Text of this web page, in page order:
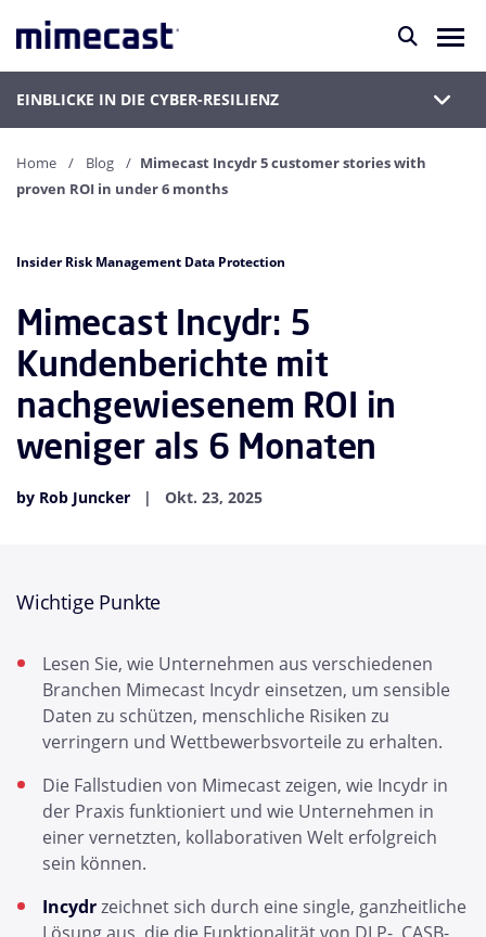
EINBLICKE IN DIE CYBER-RESILIENZ
Home Blog
Mimecast Incydr 5 customer stories with
proven ROI in under 6 months
Insider Risk Management Data Protection
Mimecast Incydr: 5
Kundenberichte mit
nachgewiesenem ROI in
weniger als 6 Monaten
by Rob Juncker Okt. 23, 2025
Wichtige Punkte
Lesen Sie, wie Unternehmen aus verschiedenen
Branchen Mimecast Incydr einsetzen, um sensible
Daten zu schützen, menschliche Risiken zu
verringern und Wettbewerbsvorteile zu erhalten.
Die Fallstudien von Mimecast zeigen, wie Incydr in
der Praxis funktioniert und wie Unternehmen in
einer vernetzten, kollaborativen Welt erfolgreich
sein können.
Incydrzeichnet sich durch eine single, ganzheitliche